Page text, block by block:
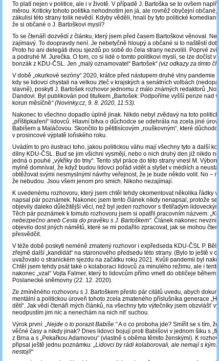
To platí nejen v politice, ale i v životě. V případě J. Bartoška se to ovšem
měrou. Kriticky tohoto politika nehodnotím jen já, ale rovněž obyčejní občané,
zákulisí této strany tolik nevědí. Kdyby věděli, hnali by tyto politické
že si občané o J. Bartoškovi myslí?
To se čtenáři dozvědí z článku, který jsem před časem Bartoškovi věnoval. Ne
zajímavý. To doopravdy není. Je nebetyčně hloupý a občané si to naštěstí
Proto ho ani delegáti dvou sjezdů po sobě do čela strany nezvolili. Poprvé
a podruhé M. Jurečka. O tom, co si lidé o tomto politikovi myslí, se lze dočíst v
bonzák z KDU-ČSL. Jen „malý oznamovatel“ Bartošek“ (viz odkazy za tímto
V době „okurkové sezóny“ 2020, krátce před nástupem druhé vlny pandemie
kdy se lidovci chystali na velkou zteč v krajských a senátních volbách
slavně), poskytl J. Bartošek rozhovor jednomu z málo známých redaktorů
Dandovi. Byl publikován pod titulkem „Bartošek: Podpoříme vyšší penze nad
korun měsíčně“ (Novinky.cz, 9. 8. 2020, 11:53).
Nakonec to všechno dopadlo úplně jinak. Nikdo nebyl zvědavý na toto
„příštipkaření“ lidovců. Hlavní bitva o důchodce se odehrála na zcela jiné
Babišem a Maláčovou. Skončilo to pětitisícovým „rouškovným“, které
v prosincové výplatě loňského roku.
Uvádím to pro ilustraci toho, jakou politickou váhu mají všechny tyto a další
dílny KDU-ČSL. Buď se jim všichni vysmějí, nebo o nich druhý den již nikdo
jedná o pouhé „výkřiky do tmy“. Tento styl práce do této strany vnesl M.
mylně domníval, že když budou lidovci pořád vidět a slyšet v médiích a
obtěžovat svými nesmyslnými návrhy veřejnost, že je bude někdo volit. No ‒
že nebudou. Jsou všem jenom pro smích. Nikoho nezajímají.
K uvedenému rozhovoru, který jsem chtěl tehdy okomentovat několika řádky
napsal pár poznámek. Nakonec jsem tento článek nikdy nenapsal, protože
objevily daleko důležitější věcí, než byl jeden rozhovor s třetiřadým
Těch pár poznámek k tomuto rozhovoru jsem si opatřil pracovním názvem:
nebezpečno aneb Cesta do pravěku s J. Bartoškem“. Článek nakonec
objevilo dost jiných námětů, které se mi podařilo zpracovat, jak se mohou
přesvědčit.
V téže době poskytl neméně zmatený rozhovor i expředseda KDU-ČSL P.
zřejmě další „kandidát“ na staronového předsedu této strany. (Bylo to ještě v
uvažovalo o stranickém sjezdu na začátku roku 2021. Kvůli pandemii byl
Chtěl jsem tehdy psát také o kolaboraci lidovců za minulého režimu, ale i
nakonec „vzal“ Vojta Falmer, který to lidovcům přímo vmetl do obličeje během
Poslanecké sněmovny (22. 12. 2020).
Ze zmíněného rozhovoru s J. Bartoškem přesto pár citátů uvedu, abych
mentální a politickou úroveň tohoto zcela zmateného příslušníka generace
dětí“. Jak vědí čtenáři mých článků, na všechny tyto výtečníky jsem obzvlášť
neodpustím jim nic a nenechám na nich niť suchou.
Výrok první: „Nejde o to porazit Babiše.“A o co proboha jde? Smířit se s tím,
věčné časy a nikdy jinak? Dnes lidovci bojují proti Babišovi v jednom šiku s
z Brna a s „Pekařkou Adamovou“ (vlastně s oběma těmito ženskými). K
připsal ještě jednu poznámku: „Lidovci by rádi kolaborovali, ale nemají s kým.
nestojí!“